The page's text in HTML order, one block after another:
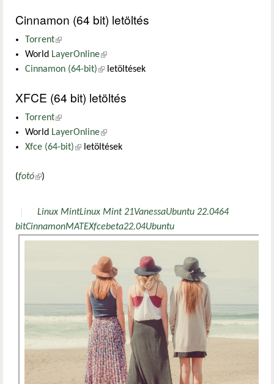
Cinnamon (64 bit) letöltés
Torrent(külső hivatkozás)
World LayerOnline(külső hivatkozás)
Cinnamon (64-bit)(külső hivatkozás)
letöltések
XFCE (64 bit) letöltés
Torrent(külső hivatkozás)
World LayerOnline(külső hivatkozás)
Xfce (64-bit)(külső hivatkozás)
letöltések
(fotó(külső hivatkozás)
)
Linux MintLinux Mint 21VanessaUbuntu 22.0464
bitCinnamonMATEXfcebeta22.04Ubuntu